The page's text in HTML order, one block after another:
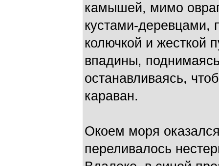
камышей, мимо
кустами-деревцами,
колючкой и жесткой
впадины,
останавливаясь,
караван.
Окоем моря
переливалось